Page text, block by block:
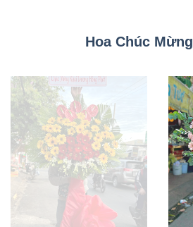
Hoa Chúc Mừng